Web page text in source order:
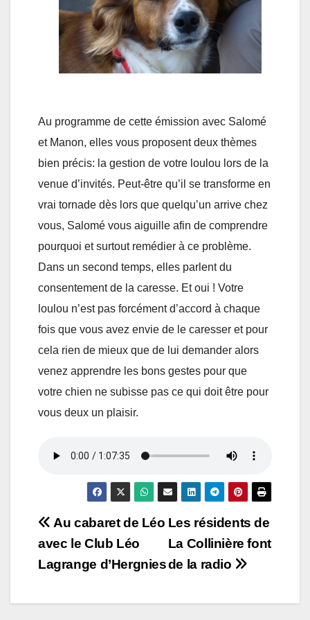
Au programme de cette émission avec Salomé
et Manon, elles vous proposent deux thèmes
bien précis: la gestion de votre loulou lors de la
venue d’invités. Peut-être qu’il se transforme en
vrai tornade dès lors que quelqu’un arrive chez
vous, Salomé vous aiguille afin de comprendre
pourquoi et surtout remédier à ce problème.
Dans un second temps, elles parlent du
consentement de la caresse. Et oui ! Votre
loulou n’est pas forcément d’accord à chaque
fois que vous avez envie de le caresser et pour
cela rien de mieux que de lui demander alors
venez apprendre les bons gestes pour que
votre chien ne subisse pas ce qui doit être pour
vous deux un plaisir.
Navigation
de
Les résidents de
La Collinière font
de la radio
Au cabaret de Léo
avec le Club Léo
Lagrange d’Hergnies